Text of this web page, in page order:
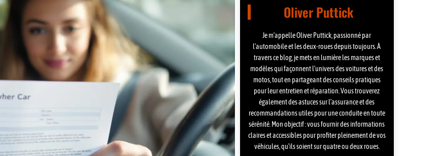
Oliver Puttick
Je m’appelle Oliver Puttick, passionné par
l’automobile et les deux-roues depuis toujours. À
travers ce blog, je mets en lumière les marques et
modèles qui façonnent l’univers des voitures et des
motos, tout en partageant des conseils pratiques
pour leur entretien et réparation. Vous trouverez
également des astuces sur l’assurance et des
recommandations utiles pour une conduite en toute
sérénité. Mon objectif : vous fournir des informations
claires et accessibles pour profiter pleinement de vos
véhicules, qu’ils soient sur quatre ou deux roues.